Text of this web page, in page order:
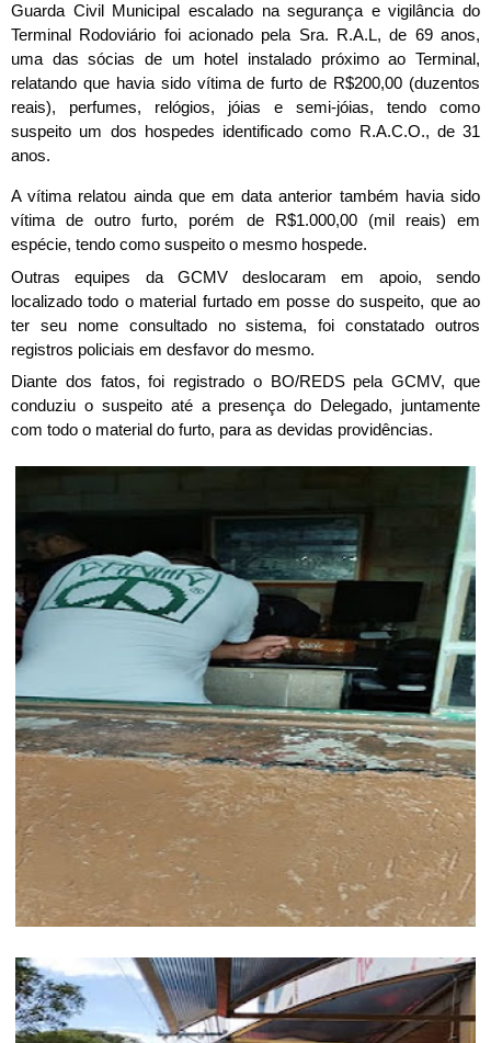
Guarda Civil Municipal escalado na segurança e vigilância do
Terminal Rodoviário foi acionado pela Sra. R.A.L, de 69 anos,
uma das sócias de um hotel instalado próximo ao Terminal,
relatando que havia sido vítima de furto de R$200,00 (duzentos
reais), perfumes, relógios, jóias e semi-jóias, tendo como
suspeito um dos hospedes identificado como R.A.C.O., de 31
anos.
A vítima relatou ainda que em data anterior também havia sido
vítima de outro furto, porém de R$1.000,00 (mil reais) em
espécie, tendo como suspeito o mesmo hospede.
Outras equipes da GCMV deslocaram em apoio, sendo
localizado todo o material furtado em posse do suspeito, que ao
ter seu nome consultado no sistema, foi constatado outros
registros policiais em desfavor do mesmo.
Diante dos fatos, foi registrado o BO/REDS pela GCMV, que
conduziu o suspeito até a presença do Delegado, juntamente
com todo o material do furto, para as devidas providências.